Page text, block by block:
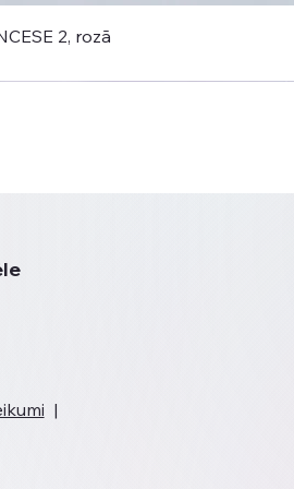
2, rozā
|